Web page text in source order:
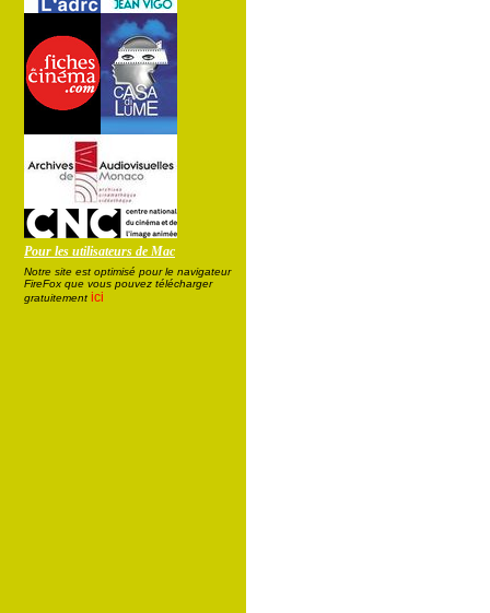
Pour les utilisateurs de Mac
Notre site est optimisé pour le navigateur
FireFox que vous pouvez télécharger
gratuitement ici